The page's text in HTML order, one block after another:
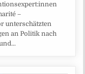
–
unterschätzten
an Politik nach